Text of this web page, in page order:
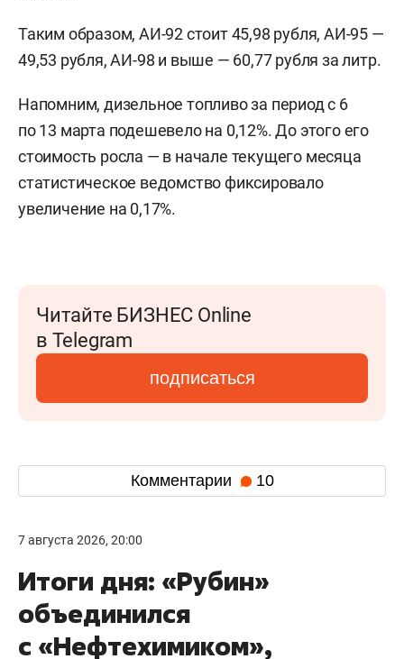
Таким образом, АИ-92 стоит 45,98 рубля, АИ-95 —
49,53 рубля, АИ-98 и выше — 60,77 рубля за литр.
Напомним, дизельное топливо за период с 6
по 13 марта подешевело на 0,12%. До этого его
стоимость росла — в начале текущего месяца
статистическое ведомство фиксировало
увеличение на 0,17%.
Читайте БИЗНЕС Online
в Telegram
подписаться
Комментарии 10
7 августа 2026, 20:00
Итоги дня: «Рубин»
объединился
с «Нефтехимиком»,